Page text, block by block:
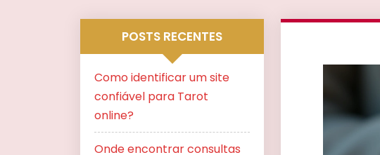
POSTS RECENTES
Como identificar um site
confiável para Tarot
online?
Onde encontrar consultas